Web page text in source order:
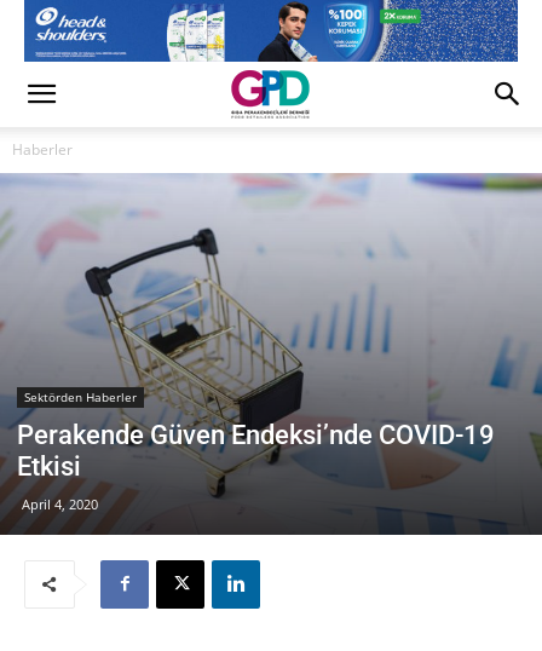
Haberler
Sektörden Haberler
Perakende Güven Endeksi’nde COVID-19
Etkisi
April 4, 2020